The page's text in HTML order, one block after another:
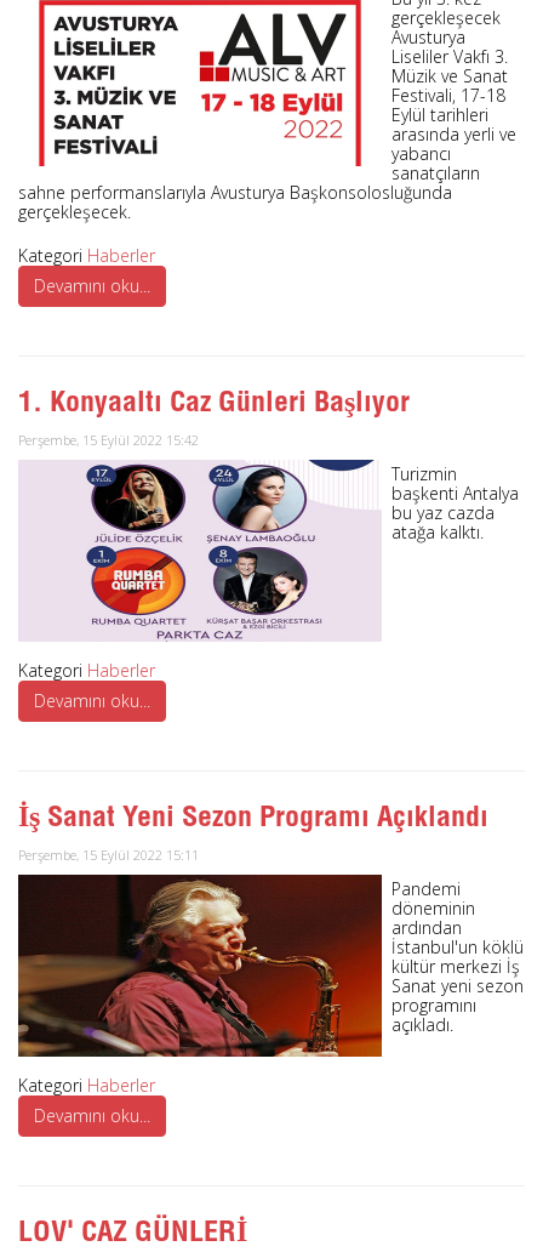
gerçekleşecek
Avusturya
Liseliler Vakfı 3.
Müzik ve Sanat
Festivali, 17-18
Eylül tarihleri
arasında yerli ve
yabancı
sanatçıların
sahne performanslarıyla Avusturya Başkonsolosluğunda
gerçekleşecek.
Kategori Haberler
Devamını oku...
1. Konyaaltı Caz Günleri Başlıyor
Perşembe, 15 Eylül 2022 15:42
Turizmin
başkenti Antalya
bu yaz cazda
atağa kalktı.
Kategori Haberler
Devamını oku...
İş Sanat Yeni Sezon Programı Açıklandı
Perşembe, 15 Eylül 2022 15:11
Pandemi
döneminin
ardından
İstanbul'un köklü
kültür merkezi İş
Sanat yeni sezon
programını
açıkladı.
Kategori Haberler
Devamını oku...
LOV' CAZ GÜNLERİ